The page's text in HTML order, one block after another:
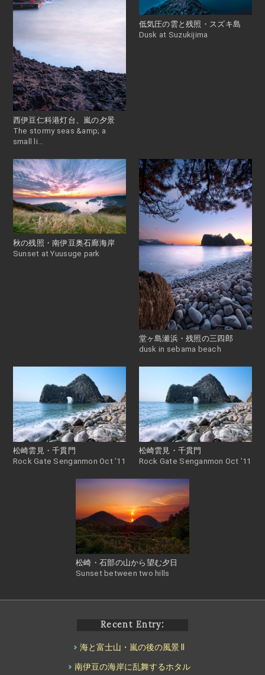
西伊豆仁科港灯台、嵐の夕景
The stormy seas &amp; a
small li...
低気圧の雲と残照・スズキ島
Dusk at Suzukijima
秋の残照・南伊豆奥石廊海岸
Sunset at Yuusuge park
堂ヶ島瀬浜・残照の三四郎
dusk in sebama beach
松崎雲見・千貫門
Rock Gate Senganmon Oct ’11
松崎雲見・千貫門
Rock Gate Senganmon Oct ’11
松崎・石部の山から望む夕日
Sunset between two hills
Recent Entry:
海と富士山・嵐の後の風景 II
南伊豆の海岸に乱舞するホタル